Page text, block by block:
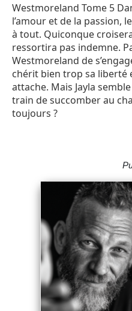
Westmoreland Tome 5
l’amour et de la passion,
à tout. Quiconque
ressortira pas indemne.
Westmoreland de
chérit bien trop sa liberté
attache. Mais Jayla
train de succomber au
toujours ?